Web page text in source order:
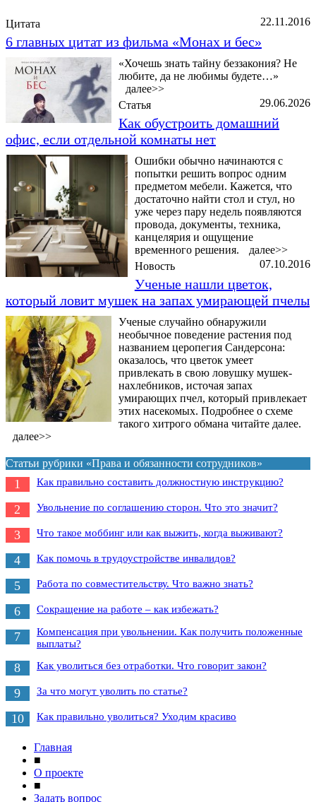
22.11.2016
Цитата
6 главных цитат из фильма «Монах и бес»
«Хочешь знать тайну беззакония? Не
любите, да не любимы будете…»
далее>>
29.06.2026
Статья
Как обустроить домашний
офис, если отдельной комнаты нет
Ошибки обычно начинаются с
попытки решить вопрос одним
предметом мебели. Кажется, что
достаточно найти стол и стул, но
уже через пару недель появляются
провода, документы, техника,
канцелярия и ощущение
временного решения.
далее>>
07.10.2016
Новость
Ученые нашли цветок,
который ловит мушек на запах умирающей пчелы
Ученые случайно обнаружили
необычное поведение растения под
названием церопегия Сандерсона:
оказалось, что цветок умеет
привлекать в свою ловушку мушек-
нахлебников, источая запах
умирающих пчел, который привлекает
этих насекомых. Подробнее о схеме
такого хитрого обмана читайте далее.
далее>>
Статьи рубрики «Права и обязанности сотрудников»
1 Как правильно составить должностную инструкцию?
2 Увольнение по соглашению сторон. Что это значит?
3 Что такое моббинг или как выжить, когда выживают?
4 Как помочь в трудоустройстве инвалидов?
5 Работа по совместительству. Что важно знать?
6 Сокращение на работе – как избежать?
7
Компенсация при увольнении. Как получить положенные
выплаты?
8 Как уволиться без отработки. Что говорит закон?
9 За что могут уволить по статье?
10 Как правильно уволиться? Уходим красиво
Главная
■
О проекте
■
Задать вопрос